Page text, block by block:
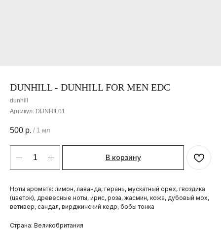
DUNHILL - DUNHILL FOR MEN EDC
dunhill
Артикул: DUNHIL01
500 р. / 1 мл
В корзину
Ноты аромата: лимон, лаванда, герань, мускатный орех, гвоздика
(цветок), древесные ноты, ирис, роза, жасмин, кожа, дубовый мох,
ветивер, сандал, вирджинский кедр, бобы тонка
Страна: Великобритания